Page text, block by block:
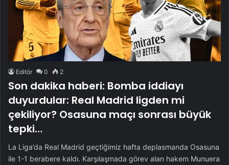
Editör 0 2
Son dakika haberi: Bomba iddiayı
duyurdular: Real Madrid ligden mi
çekiliyor? Osasuna maçı sonrası büyük
tepki…
La Liga’da Real Madrid geçtiğimiz hafta deplasmanda Osasuna
ile 1-1 berabere kaldı. Karşılaşmada görev alan hakem Munuera